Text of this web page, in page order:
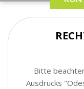
Bitte
Ausdrucks